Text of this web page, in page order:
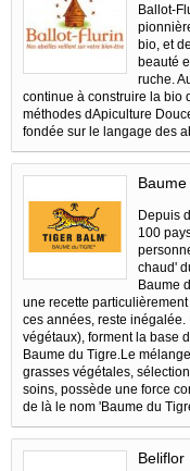
Ballot-
bio, et
beauté
ruche.
continue à construire la bio
méthodes dApiculture
fondée sur le langage des
Depuis
100
chaud'
Baume
une recette
ces années, reste
végétaux), forment la base
Baume du Tigre.Le
grasses végétales,
soins, possède une force
de là le nom 'Baume du
Beliflor